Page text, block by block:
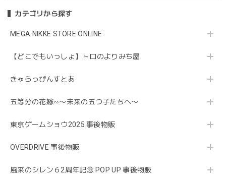
カテゴリから探す
MEGA NIKKE STORE ONLINE
【どこでもいっしょ】トロのよりみち屋
きゃらっぴんすとあ
五等分の花嫁∽〜未来の五つ子たちへ〜
東京ゲームショウ2025 事後物販
OVERDRIVE 事後物販
風来のシレン６2周年記念 POP UP 事後物販